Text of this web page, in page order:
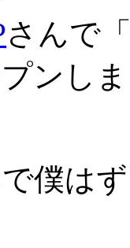
さんで
ンし
僕は